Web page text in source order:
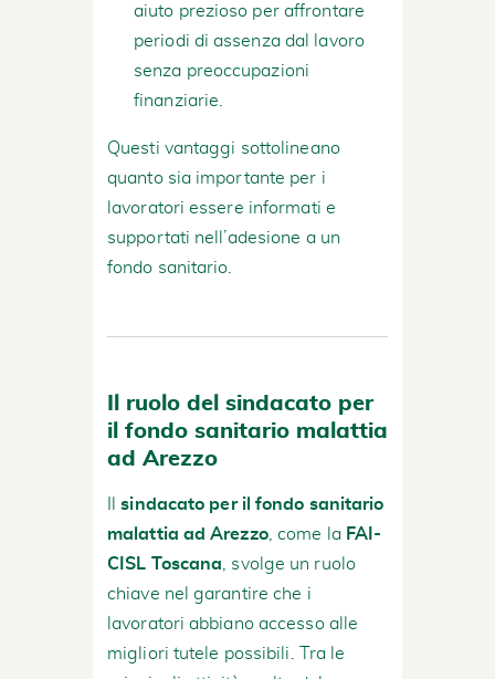
aiuto prezioso per affrontare
periodi di assenza dal lavoro
senza preoccupazioni
finanziarie.
Questi vantaggi sottolineano
quanto sia importante per i
lavoratori essere informati e
supportati nell’adesione a un
fondo sanitario.
Il ruolo del sindacato per
il fondo sanitario malattia
ad Arezzo
Ilsindacato per il fondo sanitario
malattia ad Arezzo, come la FAI-
CISL Toscana , svolge un ruolo
chiave nel garantire che i
lavoratori abbiano accesso alle
migliori tutele possibili. Tra le